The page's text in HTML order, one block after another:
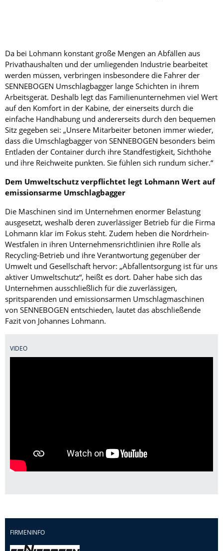
Da bei Lohmann konstant große Mengen an Abfällen aus
Privathaushalten und der umliegenden Industrie bearbeitet
werden müssen, verbringen insbesondere die Fahrer der
SENNEBOGEN Umschlagbagger lange Schichten in ihrem
Arbeitsgerät. Deshalb legt das Familienunternehmen viel Wert
auf den Komfort in der Kabine, der einerseits durch die
einfache Handhabung und andererseits durch den bequemen
Sitz gegeben sei: „Unsere Mitarbeiter betonen immer wieder,
dass die Umschlagbagger von SENNEBOGEN besonders beim
Entladen der Container durch ihre Standfestigkeit, Sichthöhe
und ihre Reichweite punkten. Sie fühlen sich rundum sicher.“
Dem Umweltschutz verpflichtet legt Lohmann Wert auf
emissionsarme Umschlagbagger
Die Maschinen sind im Unternehmen enormer Belastung
ausgesetzt, weshalb deren zuverlässiger Betrieb für die Firma
Lohmann klar im Fokus steht. Zudem heben die Nordrhein-
Westfalen in ihren Unternehmensrichtlinien ihre Rolle als
Recycling-Betrieb und ihre Verantwortung gegenüber der
Umwelt und Gesellschaft hervor: „Abfallentsorgung ist für uns
aktiver Umweltschutz“, heißt es dort. Daher habe sich das
Unternehmen ausschließlich für die zuverlässigen,
spritsparenden und emissionsarmen Umschlagmaschinen
von SENNEBOGEN entschieden, lautet das abschließende
Fazit von Johannes Lohmann.
VIDEO
FIRMENINFO